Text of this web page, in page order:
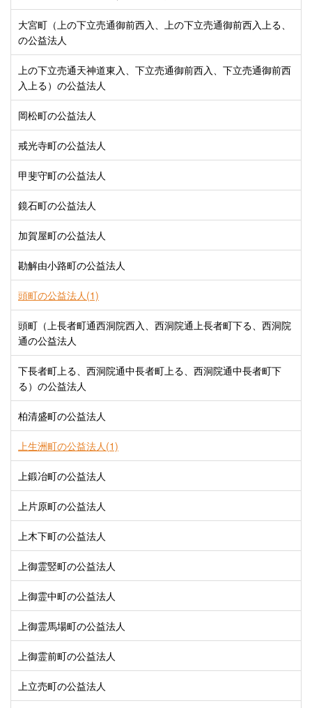
大宮町（上の下立売通御前西入、上の下立売通御前西入上る、
の公益法人
上の下立売通天神道東入、下立売通御前西入、下立売通御前西
入上る）の公益法人
岡松町の公益法人
戒光寺町の公益法人
甲斐守町の公益法人
鏡石町の公益法人
加賀屋町の公益法人
勘解由小路町の公益法人
頭町の公益法人(1)
頭町（上長者町通西洞院西入、西洞院通上長者町下る、西洞院
通の公益法人
下長者町上る、西洞院通中長者町上る、西洞院通中長者町下
る）の公益法人
柏清盛町の公益法人
上生洲町の公益法人(1)
上鍛冶町の公益法人
上片原町の公益法人
上木下町の公益法人
上御霊竪町の公益法人
上御霊中町の公益法人
上御霊馬場町の公益法人
上御霊前町の公益法人
上立売町の公益法人